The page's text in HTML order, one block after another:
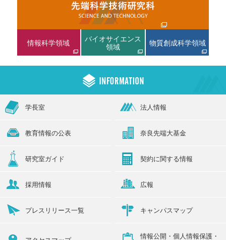
情報科学領域
バイオサイエンス
領域
物質創成科学領域
学長室 法人情報
教育情報の公表 奈良先端大基金
研究室ガイド 契約に関する情報
採用情報 広報
プレスリリース一覧 キャンパスマップ
情報公開・個人情報保護・